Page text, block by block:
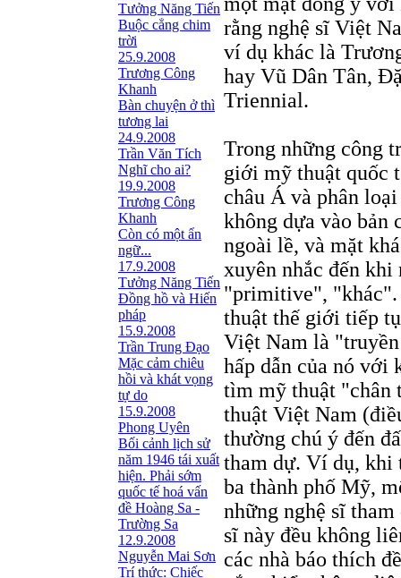
Tưởng Năng Tiến
Buộc cẳng chim
trời
25.9.2008
Trương Công
Khanh
Bàn chuyện ở thì
tương lai
24.9.2008
Trần Văn Tích
Nghĩ cho ai?
19.9.2008
Trương Công
Khanh
Còn có một ẩn
ngữ...
17.9.2008
Tưởng Năng Tiến
Đồng hồ và Hiến
pháp
15.9.2008
Trần Trung Đạo
Mặc cảm chiêu
hồi và khát vọng
tự do
15.9.2008
Phong Uyên
Bối cảnh lịch sử
năm 1946 tái xuất
hiện. Phải sớm
quốc tế hoá vấn
đề Hoàng Sa -
Trường Sa
12.9.2008
Nguyễn Mai Sơn
Trí thức: Chiếc
rằng nghệ sĩ Việt
ví dụ khác là
hay Vũ Dân Tân,
Triennial.
Trong những công
giới mỹ thuật quốc
châu Á và phân
không dựa vào bản
ngoài lề, và mặt
xuyên nhắc đến
"primitive", "khác".
thuật thế giới tiếp
Việt Nam là
hấp dẫn của nó với
tìm mỹ thuật
thuật Việt Nam
thường chú ý đến
tham dự. Ví dụ,
ba thành phố Mỹ,
những nghệ sĩ
sĩ này đều không
các nhà báo thích